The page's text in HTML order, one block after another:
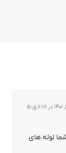
لوله های